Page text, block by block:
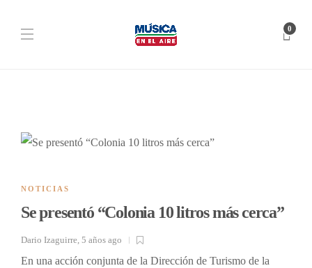
0
NOTICIAS
Se presentó “Colonia 10 litros más cerca”
Dario Izaguirre, 5 años ago
En una acción conjunta de la Dirección de Turismo de la